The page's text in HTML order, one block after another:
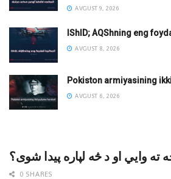
AVGUST 9, 2026
IShID; AQShning eng
AVGUST 8, 2026
Pokiston armiyasining
AVGUST 6, 2026
ته وایي او د څه لپاره پیدا شوی؟
0 SHARES